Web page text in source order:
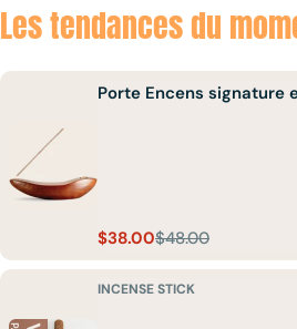
Les tendances du
Porte Encens signature
Sale
price
$38.00
Regular
price
$48.00
INCENSE STICK